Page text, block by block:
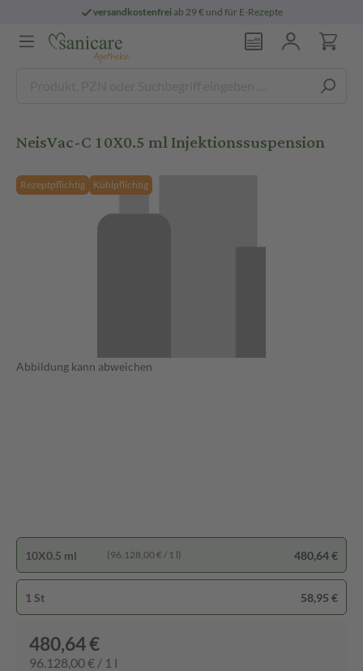
versandkostenfreiab 29 € und für E-Rezepte
NeisVac-C 10X0.5 ml Injektionssuspension
Rezeptpflichtig Kühlpflichtig
Abbildung kann abweichen
10X0.5 ml (96.128,00 € / 1 l) 480,64 €
1 St 58,95 €
480,64 €
96.128,00 € / 1 l